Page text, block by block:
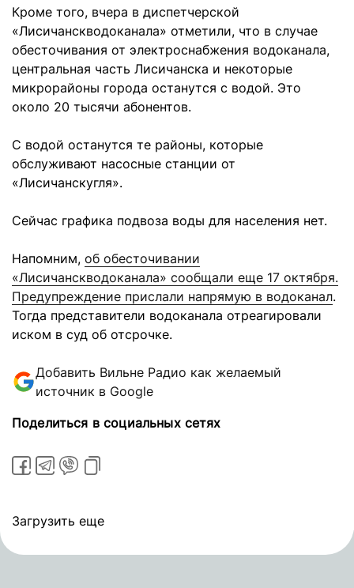
Кроме того, вчера в диспетчерской
«Лисичанскводоканала» отметили, что в случае
обесточивания от электроснабжения водоканала,
центральная часть Лисичанска и некоторые
микрорайоны города останутся с водой. Это
около 20 тысячи абонентов.
С водой останутся те районы, которые
обслуживают насосные станции от
«Лисичанскугля».
Сейчас графика подвоза воды для населения нет.
Напомним, об обесточивании
«Лисичанскводоканала» сообщали еще 17 октября.
Предупреждение прислали напрямую в водоканал.
Тогда представители водоканала отреагировали
иском в суд об отсрочке.
Добавить Вильне Радио как желаемый
источник в Google
Поделиться в социальных сетях
Загрузить еще